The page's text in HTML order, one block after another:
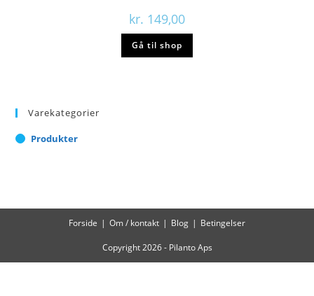
kr. 149,00
Gå til shop
Varekategorier
Produkter
Forside Om / kontakt Blog Betingelser
Copyright 2026 - Pilanto Aps